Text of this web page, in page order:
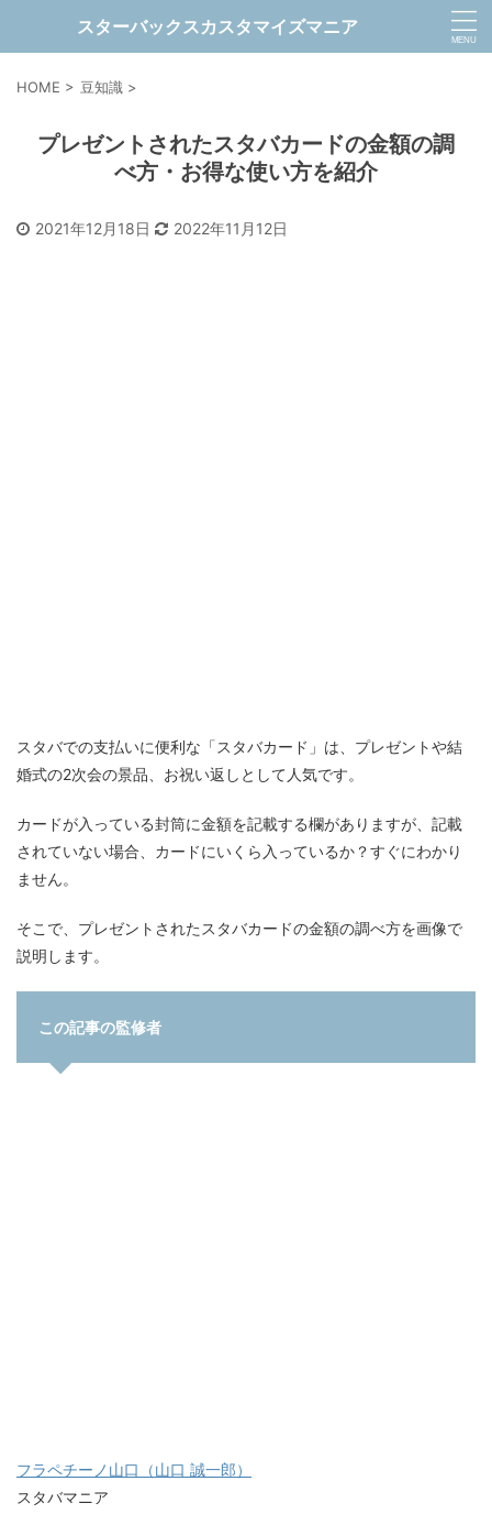
スターバックスカスタマイズマニア
HOME > 豆知識 >
プレゼントされたスタバカードの金額の調
べ方・お得な使い方を紹介
2021年12月18日 2022年11月12日
スタバでの支払いに便利な「スタバカード」は、プレゼントや結
婚式の2次会の景品、お祝い返しとして人気です。
カードが入っている封筒に金額を記載する欄がありますが、記載
されていない場合、カードにいくら入っているか？すぐにわかり
ません。
そこで、プレゼントされたスタバカードの金額の調べ方を画像で
説明します。
この記事の監修者
フラペチーノ山口（山口 誠一郎）
スタバマニア